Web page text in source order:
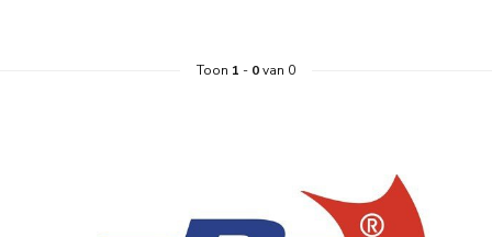
Toon 1 - 0van 0